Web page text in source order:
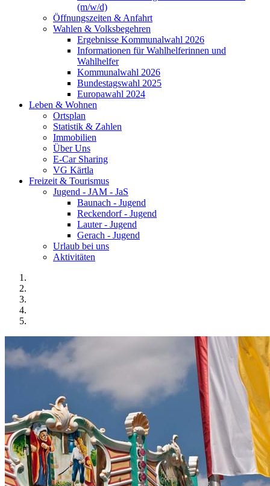
(m/w/d)
Öffnungszeiten & Anfahrt
Wahlen & Volksbegehren
Ergebnisse Kommunalwahl 2026
Informationen für Wahlhelferinnen und
Wahlhelfer
Kommunalwahl 2026
Bundestagswahl 2025
Europawahl 2024
Leben & Wohnen
Ortsplan
Statistik & Zahlen
Immobilien
Über Uns
E-Car Sharing
VG Kärtla
Freizeit & Tourismus
Jugend - JAM - JaS
Baunach - Jugend
Reckendorf - Jugend
Lauter - Jugend
Gerach - Jugend
Urlaub bei uns
Aktivitäten